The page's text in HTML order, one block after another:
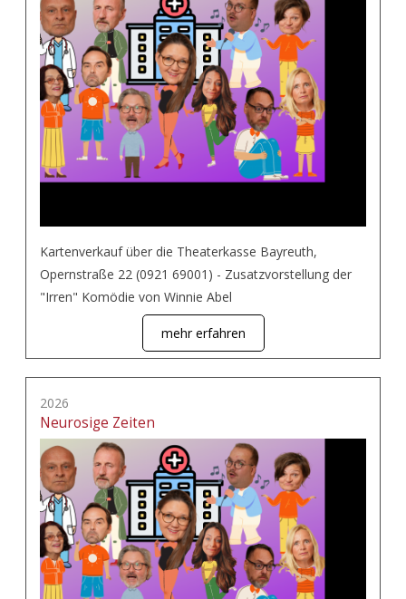
Kartenverkauf über die Theaterkasse Bayreuth,
Opernstraße 22 (0921 69001) - Zusatzvorstellung der
"Irren" Komödie von Winnie Abel
mehr erfahren
2026
Neurosige Zeiten